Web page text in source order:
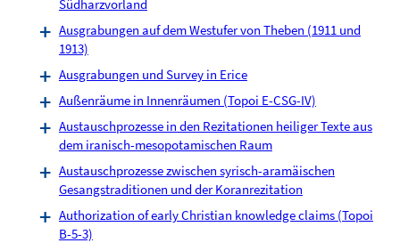
Südharzvorland
Ausgrabungen auf dem Westufer von Theben (1911 und
1913)
Ausgrabungen und Survey in Erice
Außenräume in Innenräumen (Topoi E-CSG-IV)
Austauschprozesse in den Rezitationen heiliger Texte aus
dem iranisch-mesopotamischen Raum
Austauschprozesse zwischen syrisch-aramäischen
Gesangstraditionen und der Koranrezitation
Authorization of early Christian knowledge claims (Topoi
B-5-3)